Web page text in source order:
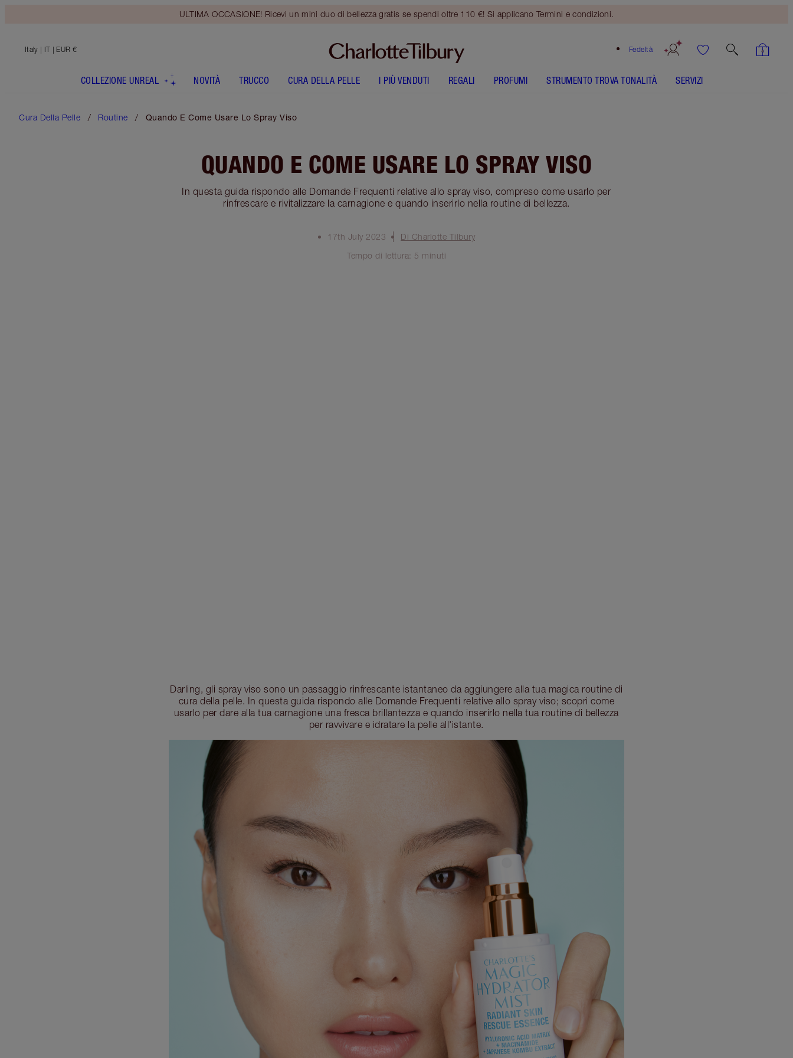
ULTIMA OCCASIONE! Ricevi un mini duo di bellezza gratis se spendi oltre 110 €! Si applicano Termini e condizioni.
Fedeltà
Italy | IT | EUR €
COLLEZIONE UNREAL NOVITÀ TRUCCO CURA DELLA PELLE I PIÙ VENDUTI REGALI PROFUMI STRUMENTO TROVA TONALITÀ SERVIZI
Cura Della Pelle Routine Quando E Come Usare Lo Spray Viso
QUANDO E COME USARE LO SPRAY VISO
In questa guida rispondo alle Domande Frequenti relative allo spray viso, compreso come usarlo per
rinfrescare e rivitalizzare la carnagione e quando inserirlo nella routine di bellezza.
17th July 2023
Di Charlotte Tilbury
Tempo di lettura: 5 minuti
Darling, gli spray viso sono un passaggio rinfrescante istantaneo da aggiungere alla tua magica routine di
cura della pelle. In questa guida rispondo alle Domande Frequenti relative allo spray viso; scopri come
usarlo per dare alla tua carnagione una fresca brillantezza e quando inserirlo nella tua routine di bellezza
per ravvivare e idratare la pelle all'istante.